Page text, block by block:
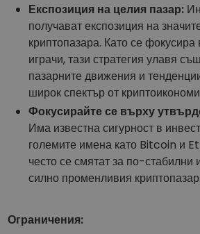
Експозиция на целия пазар:
получават експозиция на
криптопазара. Като се
играчи, тази стратегия улавя
пазарните движения и
широк спектър от
Фокусирайте се върху
Има известна сигурност в
големите имена като Bitcoin и
често се смятат за по-
силно променливия криптопазар.
Ограничения: